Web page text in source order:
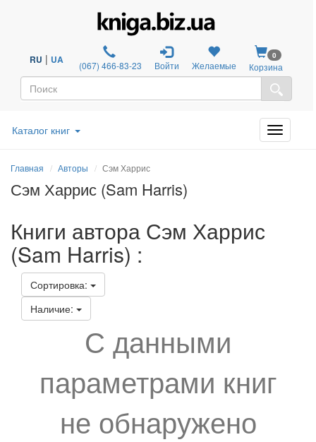
RU | UA (067) 466-83-23 Войти Желаемые
0
Корзина
Каталог книг
Главная Авторы Сэм Харрис
Сэм Харрис (Sam Harris)
Книги автора Сэм Харрис
(Sam Harris) :
Сортировка:
Наличие:
С данными
параметрами книг
не обнаружено